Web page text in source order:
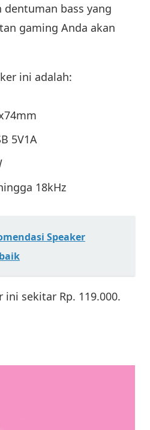
bass yang
gaming Anda akan
ini adalah:
5V1A
18kHz
Speaker
sekitar Rp. 119.000.